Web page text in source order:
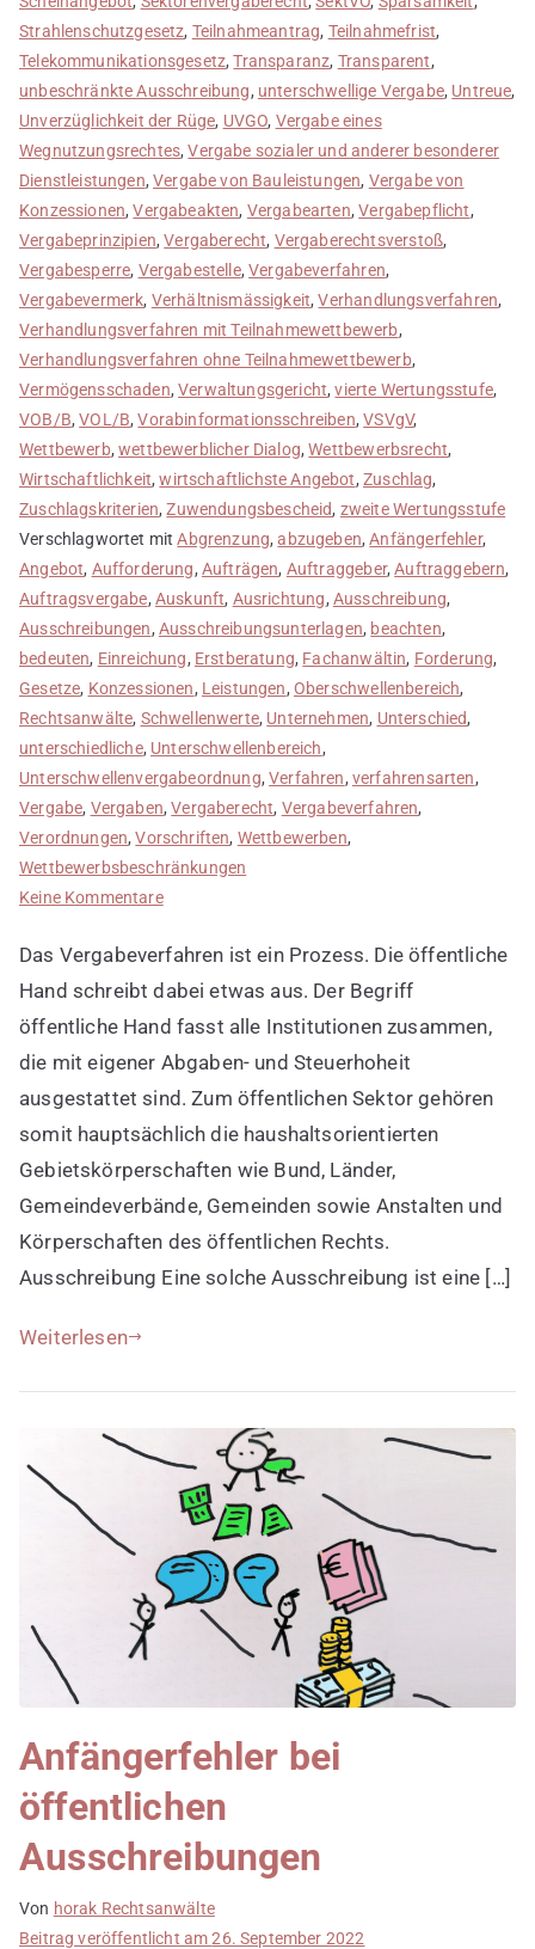
Strahlenschutzgesetz, Teilnahmeantrag, Teilnahmefrist,
Telekommunikationsgesetz,Transparanz, Transparent,
unbeschränkte Ausschreibung, unterschwellige Vergabe, Untreue,
Unverzüglichkeit der Rüge, UVGO, Vergabe eines
Wegnutzungsrechtes,Vergabe sozialer und anderer besonderer
Dienstleistungen,Vergabe von Bauleistungen, Vergabe von
Konzessionen,Vergabeakten, Vergabearten,Vergabepflicht,
Vergabeprinzipien,Vergaberecht, Vergaberechtsverstoß,
Vergabesperre, Vergabestelle,Vergabeverfahren,
Vergabevermerk, Verhältnismässigkeit,Verhandlungsverfahren,
Verhandlungsverfahren mit Teilnahmewettbewerb,
Verhandlungsverfahren ohne Teilnahmewettbewerb,
Vermögensschaden,Verwaltungsgericht,vierte Wertungsstufe,
VOB/B,VOL/B,Vorabinformationsschreiben,VSVgV,
Wettbewerb,wettbewerblicher Dialog,Wettbewerbsrecht,
Wirtschaftlichkeit,wirtschaftlichste Angebot, Zuschlag,
Zuschlagskriterien,Zuwendungsbescheid, zweite Wertungsstufe
Verschlagwortet mitAbgrenzung,abzugeben,Anfängerfehler,
Angebot, Aufforderung, Aufträgen, Auftraggeber,Auftraggebern,
Auftragsvergabe, Auskunft, Ausrichtung, Ausschreibung,
Ausschreibungen, Ausschreibungsunterlagen, beachten,
bedeuten, Einreichung, Erstberatung, Fachanwältin, Forderung,
Gesetze, Konzessionen, Leistungen, Oberschwellenbereich,
Rechtsanwälte, Schwellenwerte, Unternehmen, Unterschied,
unterschiedliche, Unterschwellenbereich,
Unterschwellenvergabeordnung,Verfahren, verfahrensarten,
Vergabe, Vergaben,Vergaberecht, Vergabeverfahren,
Verordnungen,Vorschriften, Wettbewerben,
Wettbewerbsbeschränkungen
Keine Kommentarezu
kurz
erklärt
Das Vergabeverfahren ist ein Prozess. Die öffentliche
Hand schreibt dabei etwas aus. Der Begriff
öffentliche Hand fasst alle Institutionen zusammen,
die mit eigener Abgaben- und Steuerhoheit
ausgestattet sind. Zum öffentlichen Sektor gehören
somit hauptsächlich die haushaltsorientierten
Gebietskörperschaften wie Bund, Länder,
Gemeindeverbände, Gemeinden sowie Anstalten und
Körperschaften des öffentlichen Rechts.
Ausschreibung Eine solche Ausschreibung ist eine […]
Weiterlesen
Anfängerfehler bei
öffentlichen
Ausschreibungen
Von horak Rechtsanwälte
Beitrag veröffentlicht am26. September 2022